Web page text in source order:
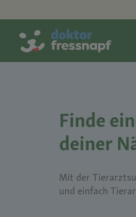
Finde
deiner
Mit der
und einfach